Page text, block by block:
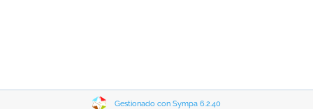
Gestionado con Sympa 6.2.40